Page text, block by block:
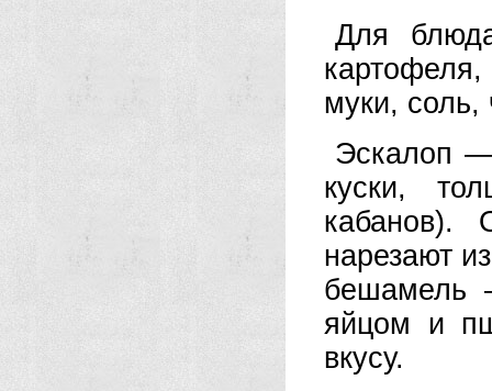
Для
муки, соль,
Эскалоп
куски,
кабанов).
нарезают
бешамель
яйцом и
вкусу.